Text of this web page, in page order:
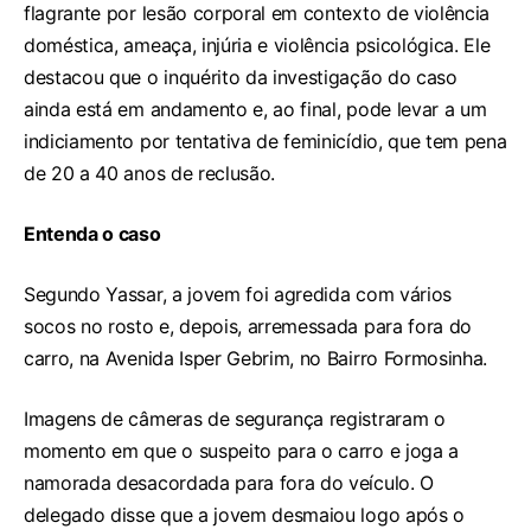
flagrante por lesão corporal em contexto de violência
doméstica, ameaça, injúria e violência psicológica. Ele
destacou que o inquérito da investigação do caso
ainda está em andamento e, ao final, pode levar a um
indiciamento por tentativa de feminicídio, que tem pena
de 20 a 40 anos de reclusão.
Entenda o caso
Segundo Yassar, a jovem foi agredida com vários
socos no rosto e, depois, arremessada para fora do
carro, na Avenida Isper Gebrim, no Bairro Formosinha.
Imagens de câmeras de segurança registraram o
momento em que o suspeito para o carro e joga a
namorada desacordada para fora do veículo. O
delegado disse que a jovem desmaiou logo após o